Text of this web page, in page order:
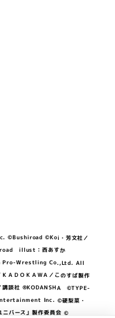
©Koi・芳文社／
illust：西あすか
Pro-Wrestling Co.,Ltd. All
ＤＯＫＡＷＡ／このすば製作
講談社 ®KODANSHA ©TYPE-
Inc. ©硬梨菜・
バース」製作委員会 ©